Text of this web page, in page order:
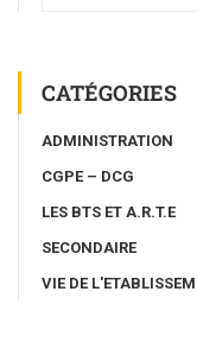
CATÉGORIES
ADMINISTRATION
CGPE – DCG
LES BTS ET A.R.T.E
SECONDAIRE
VIE DE